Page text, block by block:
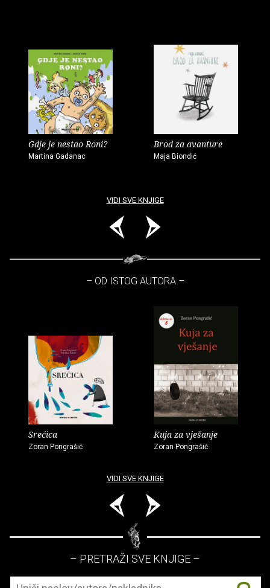
Gdje je nestao Roni?
Martina Gadanac
Brod za avanture
Maja Biondić
VIDI SVE KNJIGE
– OD ISTOG AUTORA –
Srećica
Zoran Pongrašić
Kuja za vješanje
Zoran Pongrašić
VIDI SVE KNJIGE
– PRETRAŽI SVE KNJIGE –